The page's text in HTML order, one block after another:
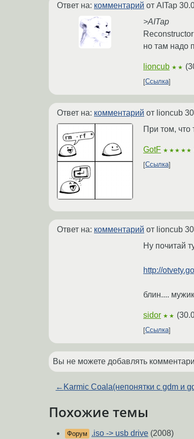
Ответ на: комментарий от AITap
>AITap
но там надо
lioncub ★★ (
Ссылка
Ответ на: комментарий от lioncub
При том, что
GotF ★★★★★
Ссылка
Ответ на: комментарий от lioncub
Ну почитай
http://
блин....
sidor ★★ (
Ссылка
Вы не можете добавлять
← Karmic Coala(непонятки с gdm и
Похожие темы
Форум .iso -> usb drive (2008)